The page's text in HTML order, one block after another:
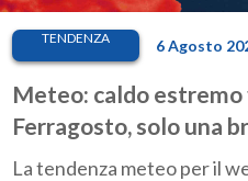
TENDENZA 6 Agosto
Meteo: caldo estremo
Ferragosto, solo una
pausa. Ecco dove
La tendenza meteo per il